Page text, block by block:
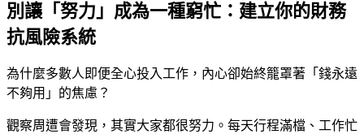
別讓「努力」成為一種窮忙：建立你的財務
抗風險系統
為什麼多數人即便全心投入工作，內心卻始終籠罩著「錢永遠
不夠用」的焦慮？
觀察周遭會發現，其實大家都很努力。每天行程滿檔、工作忙